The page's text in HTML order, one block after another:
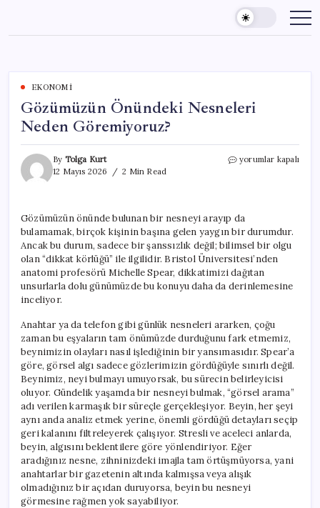
content
EKONOMI
Gözümüzün Önündeki Nesneleri
Neden Göremiyoruz?
By Tolga Kurt
12 Mayıs 2026
2 Min Read
Gözümüzün
için
yorumlar kapalı
Gözümüzün önünde bulunan bir nesneyi arayıp da
bulamamak, birçok kişinin başına gelen yaygın bir durumdur.
Ancak bu durum, sadece bir şanssızlık değil; bilimsel bir olgu
olan “dikkat körlüğü” ile ilgilidir. Bristol Üniversitesi’nden
anatomi profesörü Michelle Spear, dikkatimizi dağıtan
unsurlarla dolu günümüzde bu konuyu daha da derinlemesine
inceliyor.
Anahtar ya da telefon gibi günlük nesneleri ararken, çoğu
zaman bu eşyaların tam önümüzde durduğunu fark etmemiz,
beynimizin olayları nasıl işlediğinin bir yansımasıdır. Spear’a
göre, görsel algı sadece gözlerimizin gördüğüyle sınırlı değil.
Beynimiz, neyi bulmayı umuyorsak, bu sürecin belirleyicisi
oluyor. Gündelik yaşamda bir nesneyi bulmak, “görsel arama”
adı verilen karmaşık bir süreçle gerçekleşiyor. Beyin, her şeyi
aynı anda analiz etmek yerine, önemli gördüğü detayları seçip
geri kalanını filtreleyerek çalışıyor. Stresli ve aceleci anlarda,
beyin, algısını beklentilere göre yönlendiriyor. Eğer
aradığınız nesne, zihninizdeki imajla tam örtüşmüyorsa, yani
anahtarlar bir gazetenin altında kalmışsa veya alışık
olmadığınız bir açıdan duruyorsa, beyin bu nesneyi
görmesine rağmen yok sayabiliyor.